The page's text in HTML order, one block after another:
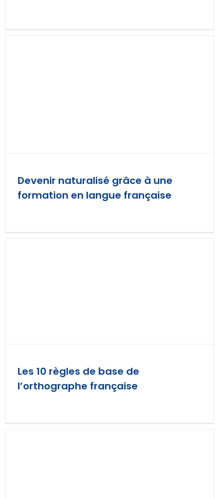
Devenir naturalisé grâce à une
formation en langue française
Les 10 règles de base de
l’orthographe française